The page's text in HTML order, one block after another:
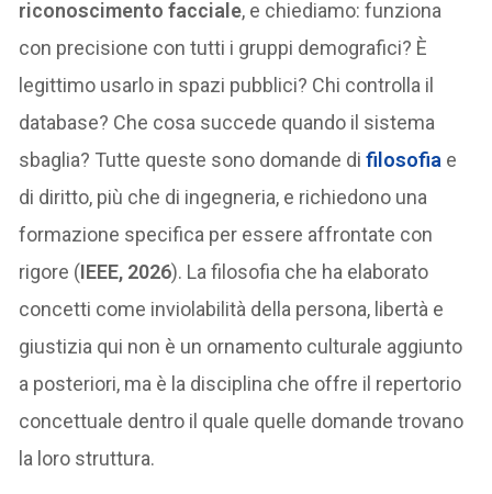
riconoscimento facciale, e chiediamo: funziona
con precisione con tutti i gruppi demografici? È
legittimo usarlo in spazi pubblici? Chi controlla il
database? Che cosa succede quando il sistema
sbaglia? Tutte queste sono domande difilosofia e
di diritto, più che di ingegneria, e richiedono una
formazione specifica per essere affrontate con
rigore (IEEE, 2026). La filosofia che ha elaborato
concetti come inviolabilità della persona, libertà e
giustizia qui non è un ornamento culturale aggiunto
a posteriori, ma è la disciplina che offre il repertorio
concettuale dentro il quale quelle domande trovano
la loro struttura.